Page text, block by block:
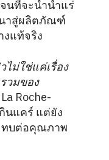
นที่จะนำน้ำแร่
าสู่ผลิตภัณฑ์
งแท้จริง
ไม่ใช่แค่เรื่อง
วมของ
Roche-
นแคร์ แต่ยัง
ทบต่อคุณภาพ